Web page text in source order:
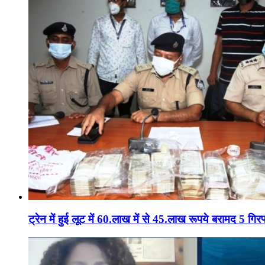
ट्रेन में हुई लूट में 60.लाख में से 45.लाख रूपये बरामद 5